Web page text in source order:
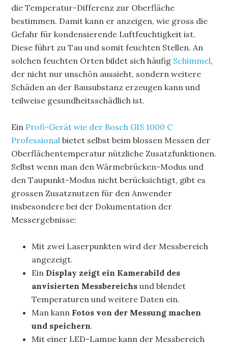
die Temperatur-Differenz zur Oberfläche
bestimmen. Damit kann er anzeigen, wie gross die
Gefahr für kondensierende Luftfeuchtigkeit ist.
Diese führt zu Tau und somit feuchten Stellen. An
solchen feuchten Orten bildet sich häufig Schimmel,
der nicht nur unschön aussieht, sondern weitere
Schäden an der Bausubstanz erzeugen kann und
teilweise gesundheitsschädlich ist.
Ein Profi-Gerät wie der Bosch GIS 1000 C
Professionalbietet selbst beim blossen Messen der
Oberflächentemperatur nützliche Zusatzfunktionen.
Selbst wenn man den Wärmebrücken-Modus und
den Taupunkt-Modus nicht berücksichtigt, gibt es
grossen Zusatznutzen für den Anwender
insbesondere bei der Dokumentation der
Messergebnisse:
Mit zwei Laserpunkten wird der Messbereich
angezeigt.
Ein Display zeigt ein Kamerabild des
anvisierten Messbereichs und blendet
Temperaturen und weitere Daten ein.
Man kann Fotos von der Messung machen
und speichern.
Mit einer LED-Lampe kann der Messbereich